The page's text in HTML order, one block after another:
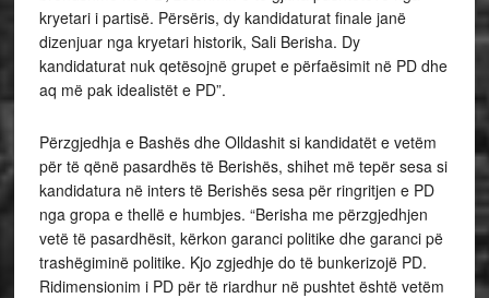
kryetari i partisë. Përsëris, dy kandidaturat finale janë
dizenjuar nga kryetari historik, Sali Berisha. Dy
kandidaturat nuk qetësojnë grupet e përfaësimit në PD dhe
aq më pak idealistët e PD”.
Përzgjedhja e Bashës dhe Olldashit si kandidatët e vetëm
për të qënë pasardhës të Berishës, shihet më tepër sesa si
kandidatura në inters të Berishës sesa për ringritjen e PD
nga gropa e thellë e humbjes. “Berisha me përzgjedhjen
vetë të pasardhësit, kërkon garanci politike dhe garanci pë
trashëgiminë politike. Kjo zgjedhje do të bunkerizojë PD.
Ridimensionim i PD për të riardhur në pushtet është vetëm